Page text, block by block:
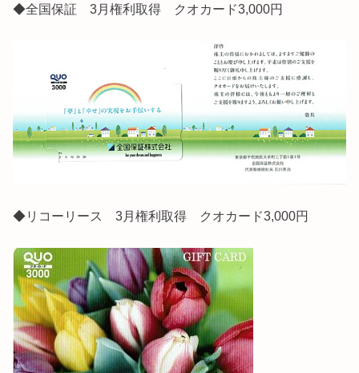
◆全国保証 3月権利取得 クオカード3,000円
◆リコーリース 3月権利取得 クオカード3,000円